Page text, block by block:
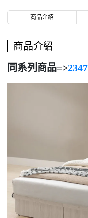
商品介紹
商品介紹
同系列商品=>2347